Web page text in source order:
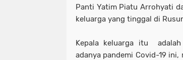
Panti Yatim Piatu Arrohyati
keluarga yang tinggal di
Kepala keluarga itu
adanya pandemi Covid-19